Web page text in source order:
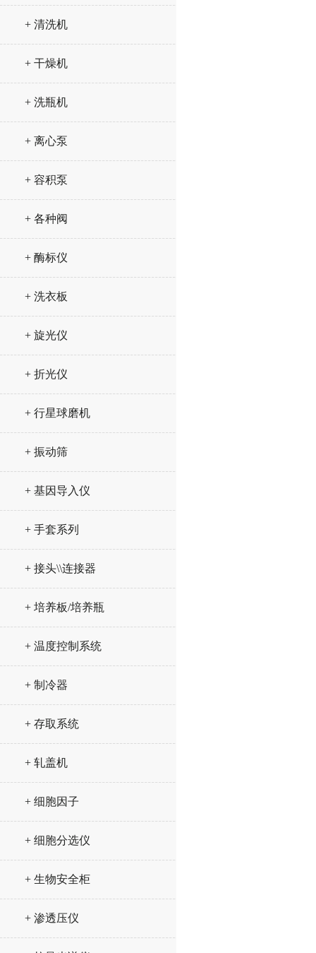
+ 清洗机
+ 干燥机
+ 洗瓶机
+ 离心泵
+ 容积泵
+ 各种阀
+ 酶标仪
+ 洗衣板
+ 旋光仪
+ 折光仪
+ 行星球磨机
+ 振动筛
+ 基因导入仪
+ 手套系列
+ 接头\\连接器
+ 培养板/培养瓶
+ 温度控制系统
+ 制冷器
+ 存取系统
+ 轧盖机
+ 细胞因子
+ 细胞分选仪
+ 生物安全柜
+ 渗透压仪